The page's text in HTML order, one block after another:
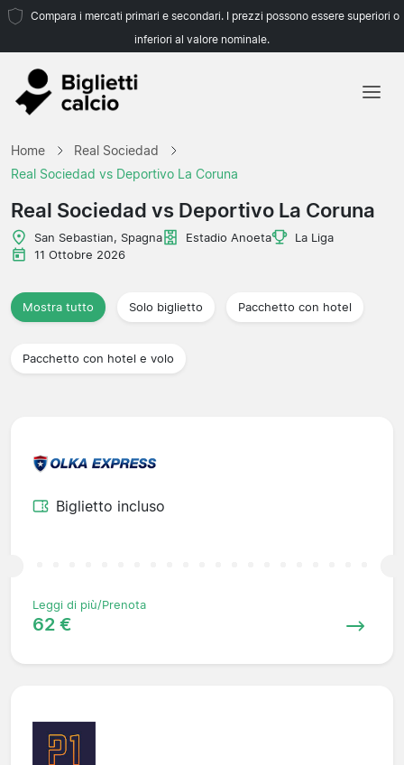
Compara i mercati primari e secondari. I prezzi possono essere superiori o
inferiori al valore nominale.
Squadre
Campionati
Agenzie di viaggio
Home
Real Sociedad
Real Sociedad vs Deportivo La Coruna
Real Sociedad vs Deportivo La Coruna
San Sebastian, Spagna Estadio Anoeta
La Liga
11 Ottobre 2026
Mostra tutto Solo biglietto Pacchetto con hotel
Pacchetto con hotel e volo
Biglietto incluso
Leggi di più/Prenota
62 €